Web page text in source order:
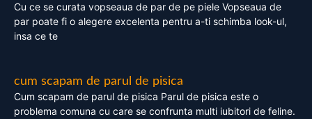
Cu ce se curata vopseaua de par de pe piele Vopseaua de
par poate fi o alegere excelenta pentru a-ti schimba look-ul,
insa ce te
cum scapam de parul de pisica
Cum scapam de parul de pisica Parul de pisica este o
problema comuna cu care se confrunta multi iubitori de feline.